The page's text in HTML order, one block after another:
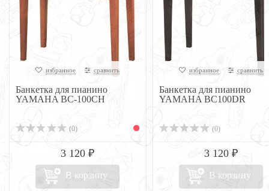
избранное сравнить
Банкетка для пианино
YAMAHA BC-100CH
(0)
3 120 ₽
В корзину
избранное сравнить
Банкетка для пианино
YAMAHA BC100DR
(0)
3 120 ₽
В корзину